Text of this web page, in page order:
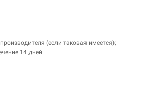
(если таковая имеется);
14 дней.